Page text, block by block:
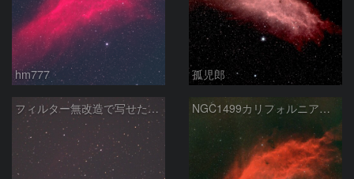
hm777 孤児郎
フィルター無改造で写せたカリフォルニア星雲 NGC1499カリフォルニア星雲